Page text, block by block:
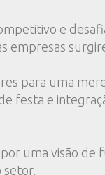
e
empresas
para uma
festa e
uma visão